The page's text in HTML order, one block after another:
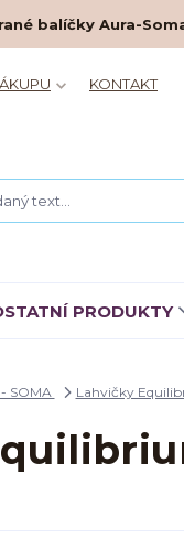
balíčky Aura-
KONTAKT
PRODUKTY
SOMA Lahvičky